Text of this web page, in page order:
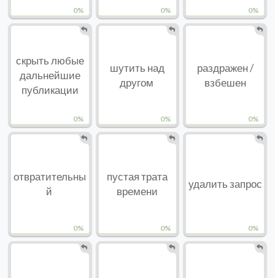
0% 0% 0%
0%
скрыть любые
дальнейшие
публикации
0%
шутить над
другом
0%
раздражен /
взбешен
0%
отвратительны
й
0%
пустая трата
времени
0%
удалить запрос